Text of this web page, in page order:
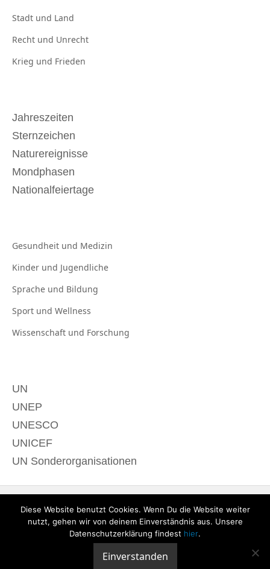
Stadt und Land
Recht und Unrecht
Krieg und Frieden
Jahreszeiten
Sternzeichen
Naturereignisse
Mondphasen
Nationalfeiertage
Gesundheit und Medizin
Kinder und Jugendliche
Sprache und Bildung
Sport und Wellness
Wissenschaft und Forschung
UN
UNEP
UNESCO
UNICEF
UN Sonderorganisationen
Diese Website benutzt Cookies. Wenn Du die Website weiter
nutzt, gehen wir von deinem Einverständnis aus. Unsere
Datenschutzerklärung findest hier.
Einverstanden